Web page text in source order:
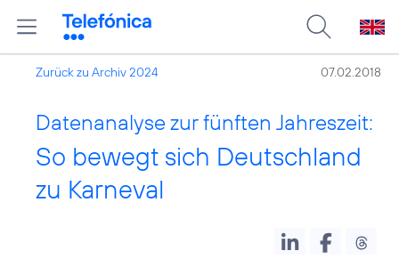
Zurück zu Archiv 2024 07.02.2018
Datenanalyse zur fünften Jahreszeit:
So bewegt sich Deutschland
zu Karneval